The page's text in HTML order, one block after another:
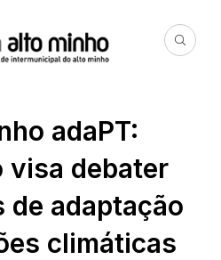
adaPT:
visa debater
de adaptação
climáticas